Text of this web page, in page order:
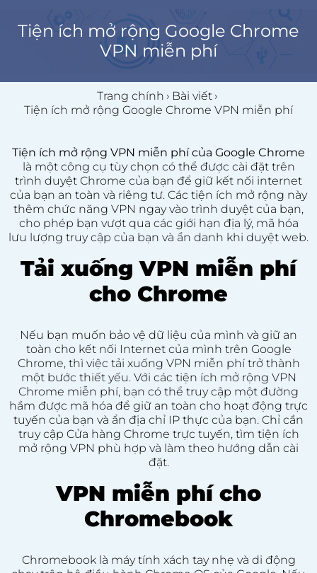
Tiện ích mở rộng Google Chrome
VPN miễn phí
Trang chính › Bài viết ›
Tiện ích mở rộng Google Chrome VPN miễn phí
Tiện ích mở rộng VPN miễn phí của Google Chrome
là một công cụ tùy chọn có thể được cài đặt trên
trình duyệt Chrome của bạn để giữ kết nối internet
của bạn an toàn và riêng tư. Các tiện ích mở rộng này
thêm chức năng VPN ngay vào trình duyệt của bạn,
cho phép bạn vượt qua các giới hạn địa lý, mã hóa
lưu lượng truy cập của bạn và ẩn danh khi duyệt web.
Tải xuống VPN miễn phí
cho Chrome
Nếu bạn muốn bảo vệ dữ liệu của mình và giữ an
toàn cho kết nối Internet của mình trên Google
Chrome, thì việc tải xuống VPN miễn phí trở thành
một bước thiết yếu. Với các tiện ích mở rộng VPN
Chrome miễn phí, bạn có thể truy cập một đường
hầm được mã hóa để giữ an toàn cho hoạt động trực
tuyến của bạn và ẩn địa chỉ IP thực của bạn. Chỉ cần
truy cập Cửa hàng Chrome trực tuyến, tìm tiện ích
mở rộng VPN phù hợp và làm theo hướng dẫn cài
đặt.
VPN miễn phí cho
Chromebook
Chromebook là máy tính xách tay nhẹ và di động